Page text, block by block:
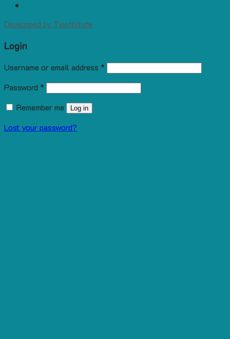
Developed by Tiepthitute
Login
Username or email address *
Password *
Remember me
Log in
Lost your password?